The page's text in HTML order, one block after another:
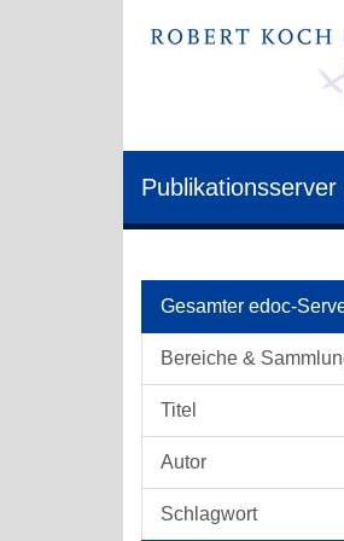
Gesamter edoc-
Bereiche &
Titel
Autor
Schlagwort